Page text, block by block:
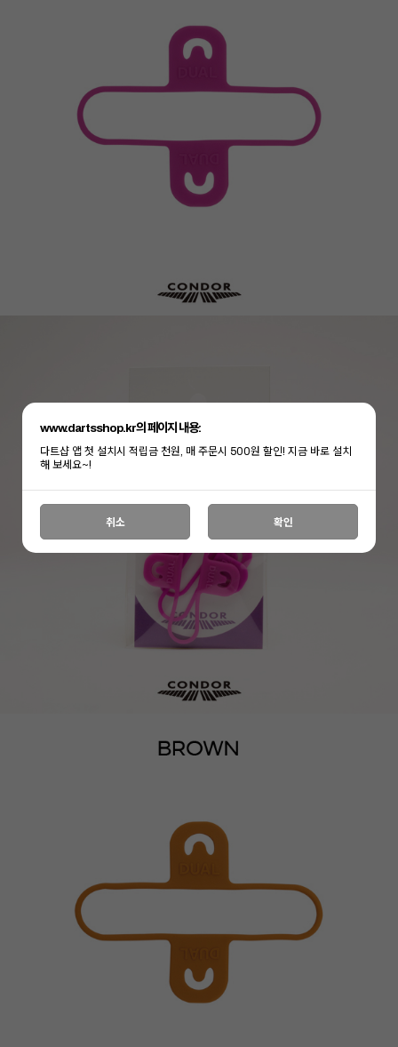
www.dartsshop.kr의 페이지 내용:
다트샵 앱 첫 설치시 적립금 천원, 매 주문시 500원 할인! 지금 바로 설치
해 보세요~!
취소 확인